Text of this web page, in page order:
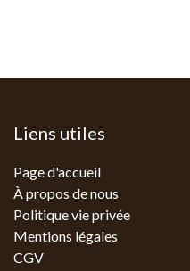
Liens utiles
Page d'accueil
À propos de nous
Politique vie privée
Mentions légales
CGV